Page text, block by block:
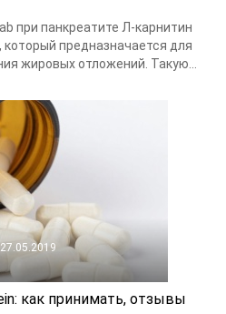
при панкреатите Л-карнитин
предназначается для
жировых отложений. Такую...
27.05.2019
как принимать, отзывы